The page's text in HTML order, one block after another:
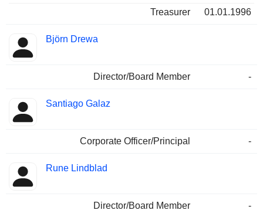
Treasurer
01.01.1996
Björn Drewa
Director/Board Member -
Santiago Galaz
Corporate Officer/Principal -
Rune Lindblad
Director/Board Member -